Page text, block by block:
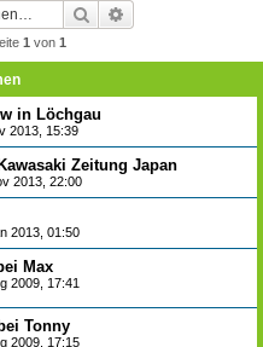
Suche
1 von 1
in Löchgau
2013, 15:39
Zeitung Japan
2013, 22:00
2013, 01:50
Max
2009, 17:41
Tonny
2009, 17:15